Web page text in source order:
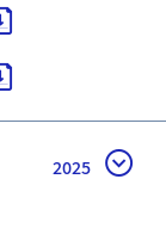
2025